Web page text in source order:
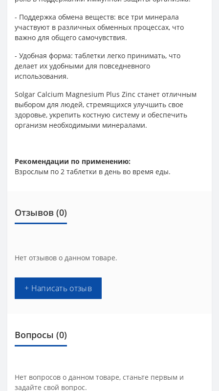
- Поддержка обмена веществ: все три минерала
участвуют в различных обменных процессах, что
важно для общего самочувствия.
- Удобная форма: таблетки легко принимать, что
делает их удобными для повседневного
использования.
Solgar Calcium Magnesium Plus Zinc станет отличным
выбором для людей, стремящихся улучшить свое
здоровье, укрепить костную систему и обеспечить
организм необходимыми минералами.
Рекомендации по применению:
Взрослым по 2 таблетки в день во время еды.
Отзывов (0)
Нет отзывов о данном товаре.
+ Написать отзыв
Вопросы (0)
Нет вопросов о данном товаре, станьте первым и
задайте свой вопрос.